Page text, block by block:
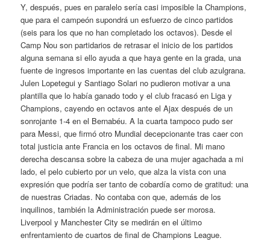
Y, después, pues en paralelo sería casi imposible la Champions,
que para el campeón supondrá un esfuerzo de cinco partidos
(seis para los que no han completado los octavos). Desde el
Camp Nou son partidarios de retrasar el inicio de los partidos
alguna semana si ello ayuda a que haya gente en la grada, una
fuente de ingresos importante en las cuentas del club azulgrana.
Julen Lopetegui y Santiago Solari no pudieron motivar a una
plantilla que lo había ganado todo y el club fracasó en Liga y
Champions, cayendo en octavos ante el Ajax después de un
sonrojante 1-4 en el Bernabéu. A la cuarta tampoco pudo ser
para Messi, que firmó otro Mundial decepcionante tras caer con
total justicia ante Francia en los octavos de final. Mi mano
derecha descansa sobre la cabeza de una mujer agachada a mi
lado, el pelo cubierto por un velo, que alza la vista con una
expresión que podría ser tanto de cobardía como de gratitud: una
de nuestras Criadas. No contaba con que, además de los
inquilinos, también la Administración puede ser morosa.
Liverpool y Manchester City se medirán en el último
enfrentamiento de cuartos de final de Champions League.